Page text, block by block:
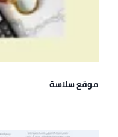
موقع سلاسة